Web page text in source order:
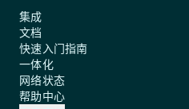
集成
文档
快速入门指南
一体化
网络状态
帮助中心